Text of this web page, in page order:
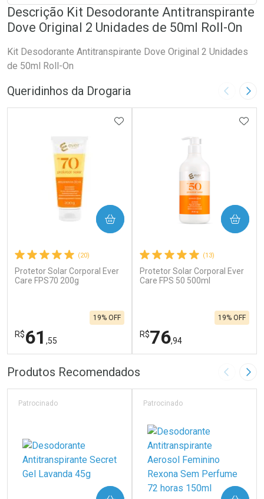
Descrição Kit Desodorante Antitranspirante
Dove Original 2 Unidades de 50ml Roll-On
Kit Desodorante Antitranspirante Dove Original 2 Unidades
de 50ml Roll-On
Queridinhos da Drogaria Imagem
(20)
Protetor Solar Corporal Ever
Care FPS70 200g
R$61 ,55
19% OFF
ADICIONAR AOS FAVORITOS
COMPRAR
FECHAR
Laboratório
FECHAR
Por Menos
(13)
Protetor Solar Corporal Ever
Care FPS 50 500ml
R$76,94
19% OFF
COMPRAR
Laboratório
Por Menos
Produtos Recomendados Imagem
Patrocinado Patrocinado